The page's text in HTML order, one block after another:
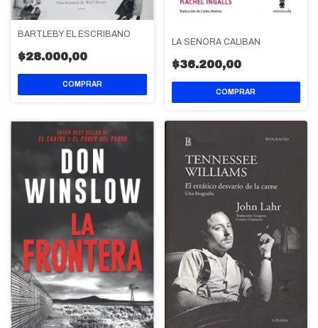
BARTLEBY EL ESCRIBANO
$28.000,00
LA SEÑORA CALIBAN
$36.200,00